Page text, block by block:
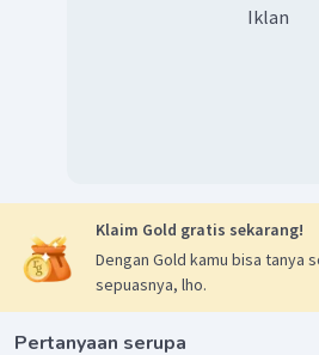
Iklan
Klaim Gold gratis sekarang!
Dengan Gold kamu bisa tanya
sepuasnya, lho.
Pertanyaan serupa